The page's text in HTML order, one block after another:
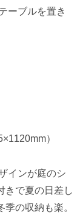
ーブルを置き
）
インが庭のシ
きで夏の日差し
の収納も楽。